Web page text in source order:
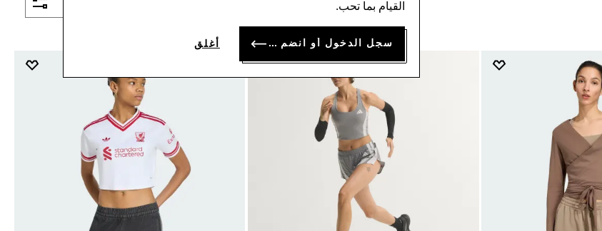
القيام بما تحب.
سجل الدخول أو انضم الآن أغلق